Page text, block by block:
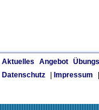
Aktuelles Angebot
Datenschutz
Impressum